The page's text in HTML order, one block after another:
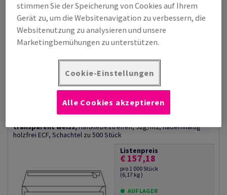
Produktvorteile
Ideal kombinierbar mit Antalis
Translucents Transparentpapier
und -karton
Technische Informationen
Für die gängigen Druckverfahren
Informationen zum
Umweltschutz
FSC-zertifiziert
Anwendungen
Grußkarten, etc.
Produktinformation Produkt weiterempfehlen
transparent weiss,Haftklebestreifen, 92g/m2, hadernhaltig
holzfrei ECF, Schachtel zu 500 Stück
Listenpreis
€ 157,18
pro 1 000 Stück
(6,17 kg )
AUF LAGER
stimmen Sie der Speicherung von Cookies auf Ihrem
Gerät zu, um die Websitenavigation zu verbessern, die
Websitenutzung zu analysieren und unsere
Marketingbemühungen zu unterstützen.
Cookie-Einstellungen
Alle Cookies akzeptieren